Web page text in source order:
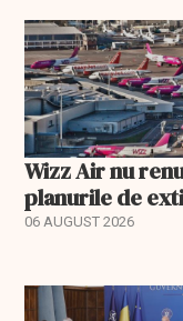
Wizz Air nu
planurile de
06 AUGUST 2026